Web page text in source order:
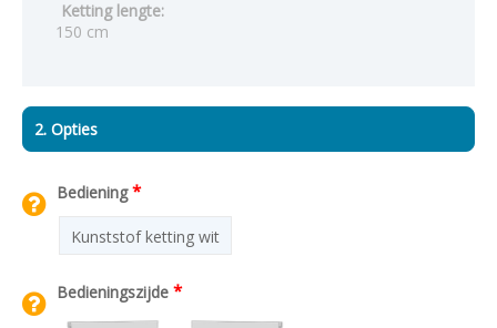
Ketting lengte:
150 cm
2. Opties
Bediening*
Kunststof ketting wit
Bedieningszijde *